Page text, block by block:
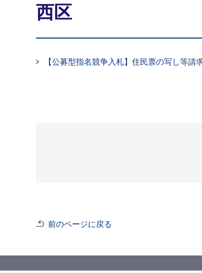
西区
【公募型指名競争入札】住民票の写し等請
前のページに戻る